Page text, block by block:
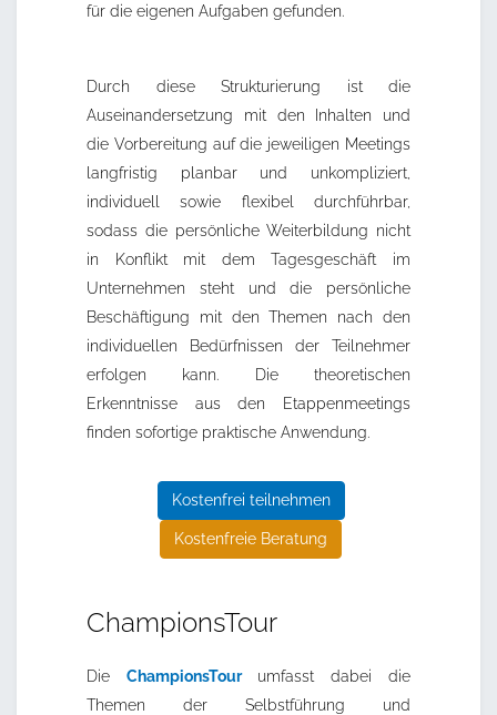
für die eigenen Aufgaben gefunden.
Durch diese Strukturierung ist die
Auseinandersetzung mit den Inhalten und
die Vorbereitung auf die jeweiligen Meetings
langfristig planbar und unkompliziert,
individuell sowie flexibel durchführbar,
sodass die persönliche Weiterbildung nicht
in Konflikt mit dem Tagesgeschäft im
Unternehmen steht und die persönliche
Beschäftigung mit den Themen nach den
individuellen Bedürfnissen der Teilnehmer
erfolgen kann. Die theoretischen
Erkenntnisse aus den Etappenmeetings
finden sofortige praktische Anwendung.
Kostenfrei teilnehmen
Kostenfreie Beratung
ChampionsTour
Die ChampionsTour umfasst dabei die
Themen der Selbstführung und